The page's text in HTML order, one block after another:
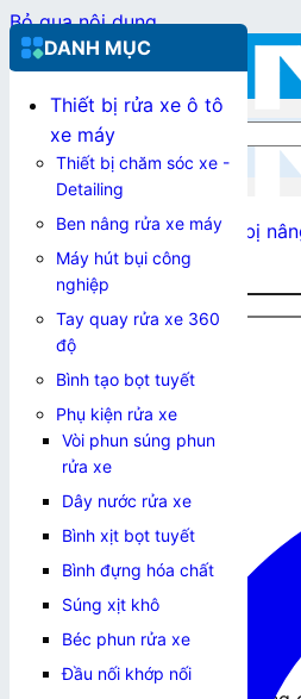
Bỏ qua nội dung
0967.355.653
Đăng nhập / Đăng ký
0 ₫
Tìm kiếm:
DANH MỤC
Thiết bị rửa xe ô tô
xe máy
Thiết bị chăm sóc xe -
Detailing
Ben nâng rửa xe máy
Máy hút bụi công
nghiệp
Tay quay rửa xe 360
độ
Bình tạo bọt tuyết
Phụ kiện rửa xe
Vòi phun súng phun
rửa xe
Dây nước rửa xe
Bình xịt bọt tuyết
Bình đựng hóa chất
Súng xịt khô
Béc phun rửa xe
Đầu nối khớp nối
Nam Việt Tek»Thiết bị